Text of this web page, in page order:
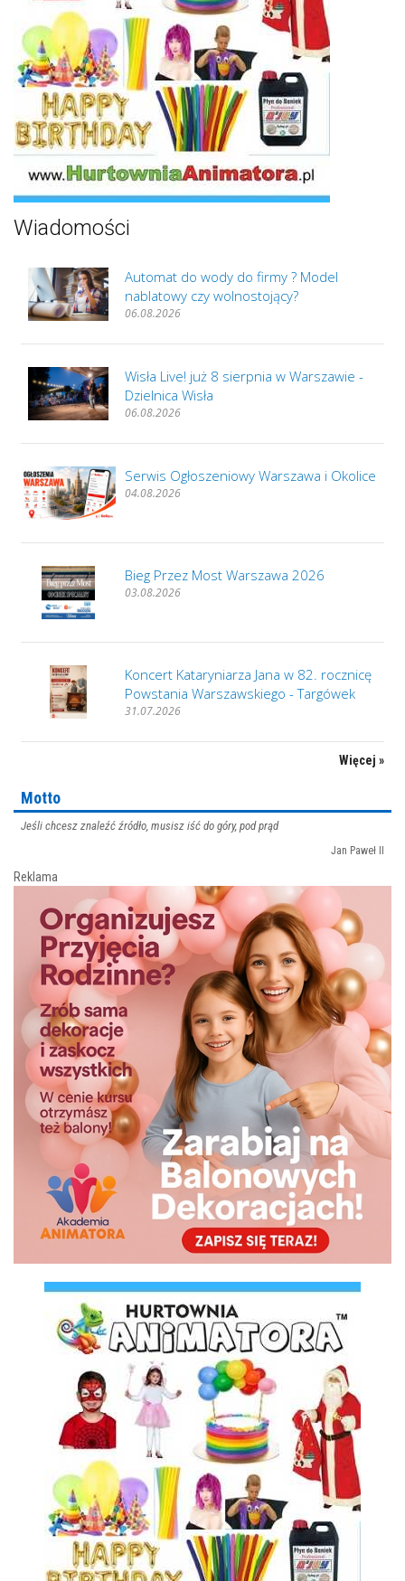
Wiadomości
Automat do wody do firmy ? Model
nablatowy czy wolnostojący?
06.08.2026
Wisła Live! już 8 sierpnia w Warszawie -
Dzielnica Wisła
06.08.2026
Serwis Ogłoszeniowy Warszawa i Okolice
04.08.2026
Bieg Przez Most Warszawa 2026
03.08.2026
Koncert Kataryniarza Jana w 82. rocznicę
Powstania Warszawskiego - Targówek
31.07.2026
Więcej »
Motto
Jeśli chcesz znaleźć źródło, musisz iść do góry, pod prąd
Jan Paweł II
Reklama